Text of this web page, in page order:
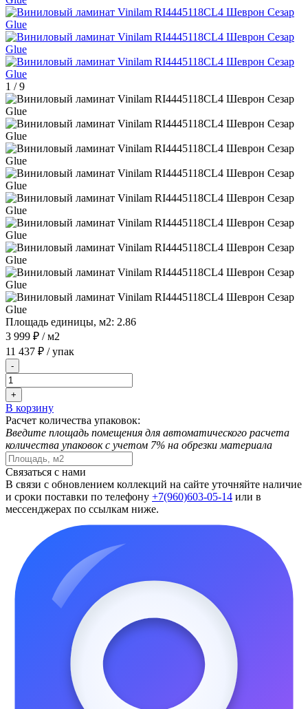
1 /9
Площадь единицы, м2: 2.86
3 999 ₽ / м2
11 437 ₽ / упак
-
+
В корзину
Расчет количества упаковок:
Введите площадь помещения для автоматического расчета
количества упаковок с учетом 7% на обрезки материала
Связаться с нами
В связи с обновлением коллекций на сайте уточняйте наличие
и сроки поставки по телефону +7(960)603-05-14 или в
мессенджерах по ссылкам ниже.